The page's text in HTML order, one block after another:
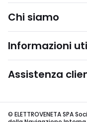
Chi siamo
Informazioni
Assistenza
© ELETTROVENETA SPA